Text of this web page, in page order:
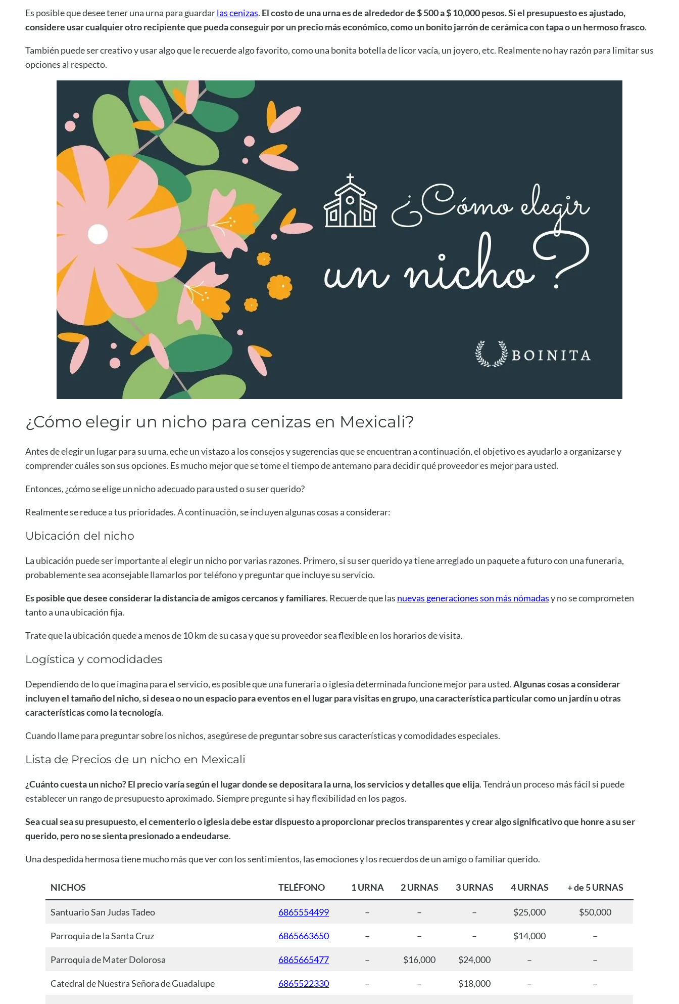
Es posible que desee tener una urna para guardarlas cenizas. El costo de una urna es de alrededor de $ 500 a $ 10,000 pesos. Si el presupuesto es ajustado,
considere usar cualquier otro recipiente que pueda conseguir por un precio más económico, como un bonito jarrón de cerámica con tapa o un hermoso frasco.
También puede ser creativo y usar algo que le recuerde algo favorito, como una bonita botella de licor vacía, un joyero, etc. Realmente no hay razón para limitar sus
opciones al respecto.
¿Cómo elegir un nicho para cenizas en Mexicali?
Antes de elegir un lugar para su urna, eche un vistazo a los consejos y sugerencias que se encuentran a continuación, el objetivo es ayudarlo a organizarse y
comprender cuáles son sus opciones. Es mucho mejor que se tome el tiempo de antemano para decidir qué proveedor es mejor para usted.
Entonces, ¿cómo se elige un nicho adecuado para usted o su ser querido?
Realmente se reduce a tus prioridades. A continuación, se incluyen algunas cosas a considerar:
Ubicación del nicho
La ubicación puede ser importante al elegir un nicho por varias razones. Primero, si su ser querido ya tiene arreglado un paquete a futuro con una funeraria,
probablemente sea aconsejable llamarlos por teléfono y preguntar que incluye su servicio.
Es posible que desee considerar la distancia de amigos cercanos y familiares. Recuerde que las nuevas generaciones son más nómadasy no se comprometen
tanto a una ubicación fija.
Trate que la ubicación quede a menos de 10 km de su casa y que su proveedor sea flexible en los horarios de visita.
Logística y comodidades
Dependiendo de lo que imagina para el servicio, es posible que una funeraria o iglesia determinada funcione mejor para usted.Algunas cosas a considerar
incluyen el tamaño del nicho, si desea o no un espacio para eventos en el lugar para visitas en grupo, una característica particular como un jardín u otras
características como la tecnología.
Cuando llame para preguntar sobre los nichos, asegúrese de preguntar sobre sus características y comodidades especiales.
Lista de Precios de un nicho en Mexicali
¿Cuánto cuesta un nicho? El precio varía según el lugar donde se depositara la urna, los servicios y detalles que elija. Tendrá un proceso más fácil si puede
establecer un rango de presupuesto aproximado. Siempre pregunte si hay flexibilidad en los pagos.
Sea cual sea su presupuesto, el cementerio o iglesia debe estar dispuesto a proporcionar precios transparentes y crear algo significativo que honre a su ser
querido, pero no se sienta presionado a endeudarse.
Una despedida hermosa tiene mucho más que ver con los sentimientos, las emociones y los recuerdos de un amigo o familiar querido.
NICHOS TELÉFONO 1 URNA 2 URNAS 3 URNAS 4 URNAS + de 5 URNAS
Santuario San Judas Tadeo 6865554499 – – – $25,000 $50,000
Parroquia de la Santa Cruz 6865663650 – – – $14,000 –
Parroquia de Mater Dolorosa 6865665477 – $16,000 $24,000 – –
Catedral de Nuestra Señora de Guadalupe 6865522330 – – $18,000 – –